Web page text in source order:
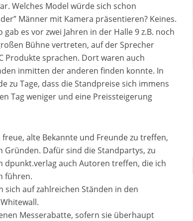
Welches Model würde sich schon
Männer mit Kamera präsentieren? Keines.
es vor zwei Jahren in der Halle 9 z.B. noch
Bühne vertreten, auf der Sprecher
Produkte sprachen. Dort waren auch
inmitten der anderen finden konnte. In
zu Tage, dass die Standpreise sich immens
Tag weniger und eine Preissteigerung
alte Bekannte und Freunde zu treffen,
Dafür sind die Standpartys, zu
dpunkt.verlag auch Autoren treffen, die ich
führen.
sich auf zahlreichen Ständen in den
Messerabatte, sofern sie überhaupt